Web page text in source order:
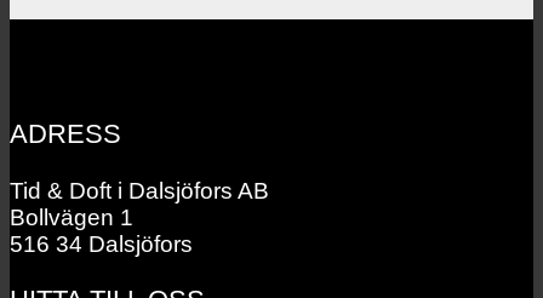
ADRESS
Tid & Doft i Dalsjöfors AB
Bollvägen 1
516 34 Dalsjöfors